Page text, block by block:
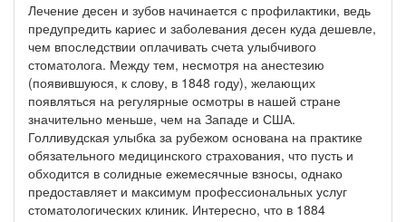
Лечение десен и зубов начинается с профилактики, ведь
предупредить кариес и заболевания десен куда дешевле,
чем впоследствии оплачивать счета улыбчивого
стоматолога. Между тем, несмотря на анестезию
(появившуюся, к слову, в 1848 году), желающих
появляться на регулярные осмотры в нашей стране
значительно меньше, чем на Западе и США.
Голливудская улыбка за рубежом основана на практике
обязательного медицинского страхования, что пусть и
обходится в солидные ежемесячные взносы, однако
предоставляет и максимум профессиональных услуг
стоматологических клиник. Интересно, что в 1884